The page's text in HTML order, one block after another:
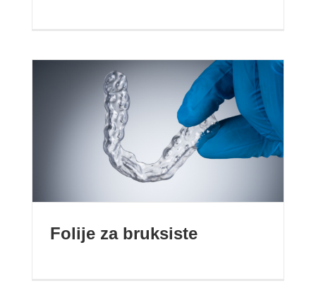
Folije za bruksiste
Folije za bruksiste